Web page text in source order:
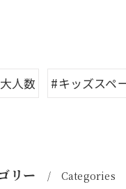
人数
#キッズスペ
リー Categories